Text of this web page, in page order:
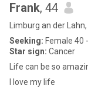
Frank, 44
Limburg an der
Seeking: Female 40
Star sign: Cancer
Life can be so
I love my life